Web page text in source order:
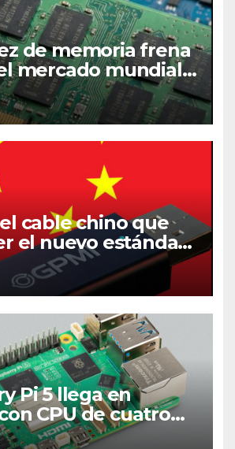
de memoria frena
mercado mundial
cable chino que
el nuevo estándar
y transferencia de
Pi 5 llega en
CPU de cuatro
más RAM